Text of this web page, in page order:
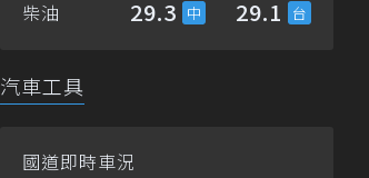
柴油 29.3 29.1
汽車工具
國道即時車況